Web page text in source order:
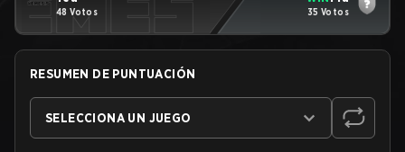
48 Votos 35 Votos
RESUMEN DE PUNTUACIÓN
SELECCIONA UN JUEGO